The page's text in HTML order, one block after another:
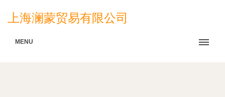
上海澜蒙贸易有限公司
MENU